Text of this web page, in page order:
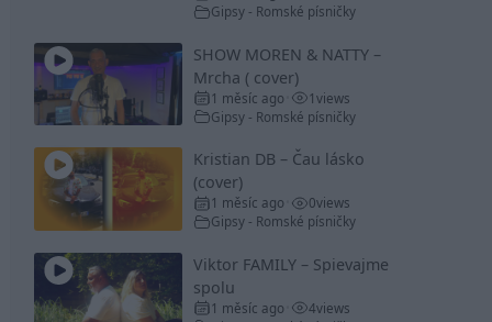
Gipsy - Romské písničky
SHOW MOREN & NATTY –
Mrcha ( cover)
1 měsíc ago 1views
Gipsy - Romské písničky
Kristian DB – Čau lásko
(cover)
1 měsíc ago 0views
Gipsy - Romské písničky
Viktor FAMILY – Spievajme
spolu
1 měsíc ago 4views